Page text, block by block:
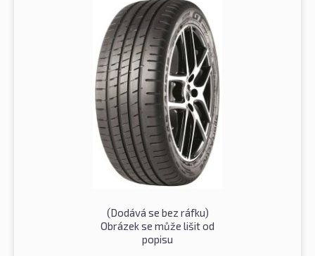
(Dodává se bez ráfku)
Obrázek se může lišit od
popisu